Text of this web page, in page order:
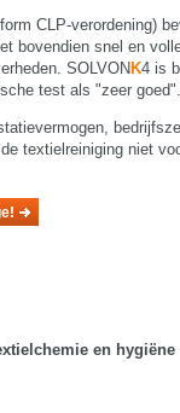
CLP-verordening)
bovendien snel en
SOLVON K4 is
test als "zeer goed".
textielreiniging niet
en hygiëne